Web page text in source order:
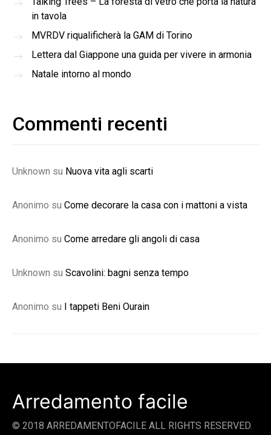
in tavola
MVRDV riqualificherà la GAM di Torino
Lettera dal Giappone una guida per vivere in armonia
Natale intorno al mondo
Commenti recenti
Unknown su Nuova vita agli scarti
Anonimo su Come decorare la casa con i mattoni a vista
Anonimo su Come arredare gli angoli di casa
Unknown su Scavolini: bagni senza tempo
Anonimo su I tappeti Beni Ourain
Arredamento facile
© 2018 ARREDAMENTOFACILE ALL RIGHTS RESERVED.